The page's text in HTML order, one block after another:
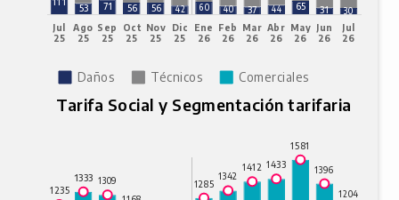
Tarifa Social y Segmentación tarifaria